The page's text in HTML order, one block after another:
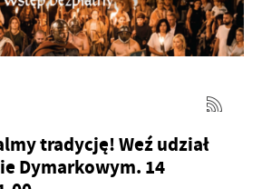
tradycję! Weź udział
Dymarkowym. 14